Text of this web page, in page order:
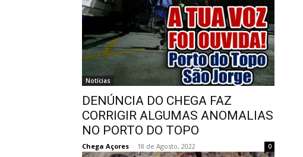
Notícias
DENÚNCIA DO CHEGA FAZ
CORRIGIR ALGUMAS ANOMALIAS
NO PORTO DO TOPO
Chega Açores - 18 de Agosto, 2022 0